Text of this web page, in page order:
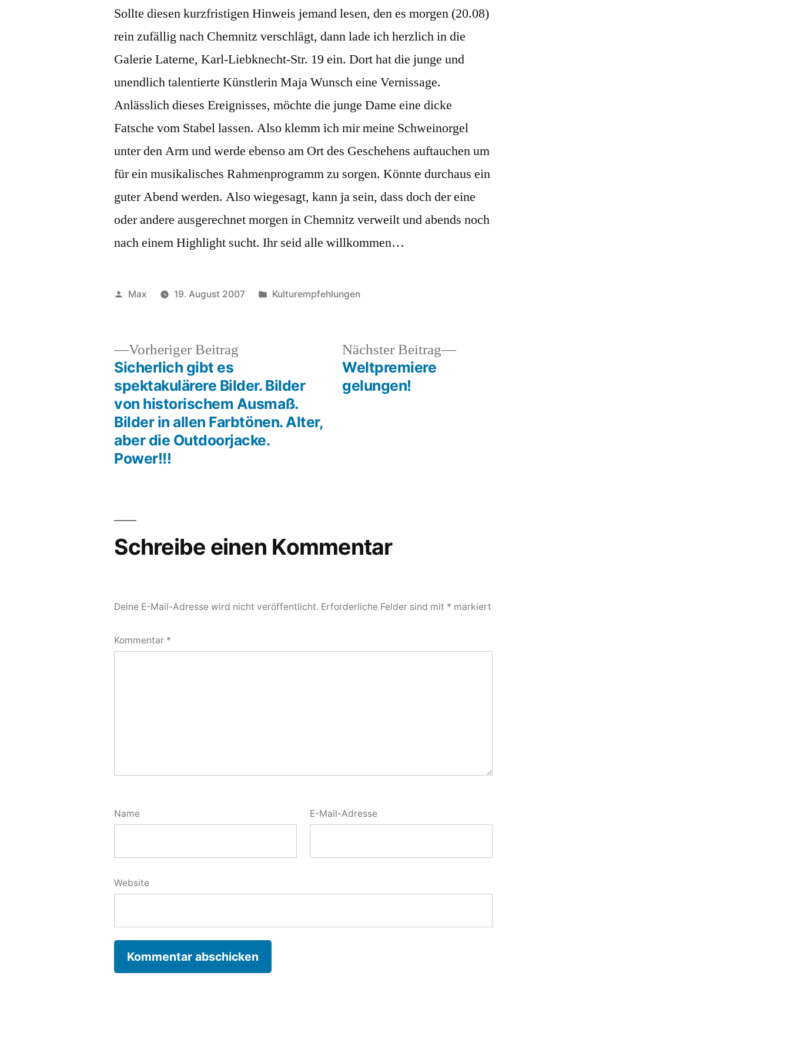
Schweineorgel
Chemnitz
Sollte diesen kurzfristigen Hinweis jemand lesen, den es morgen (20.08)
rein zufällig nach Chemnitz verschlägt, dann lade ich herzlich in die
Galerie Laterne, Karl-Liebknecht-Str. 19 ein. Dort hat die junge und
unendlich talentierte Künstlerin Maja Wunsch eine Vernissage.
Anlässlich dieses Ereignisses, möchte die junge Dame eine dicke
Fatsche vom Stabel lassen. Also klemm ich mir meine Schweinorgel
unter den Arm und werde ebenso am Ort des Geschehens auftauchen um
für ein musikalisches Rahmenprogramm zu sorgen. Könnte durchaus ein
guter Abend werden. Also wiegesagt, kann ja sein, dass doch der eine
oder andere ausgerechnet morgen in Chemnitz verweilt und abends noch
nach einem Highlight sucht. Ihr seid alle willkommen…
Veröffentlicht
Max 19. August 2007
Veröffentlicht
Kulturempfehlungen
Beitragsnavigation
Vorheriger Beitrag
Sicherlich gibt es
spektakulärere Bilder. Bilder
von historischem Ausmaß.
Bilder in allen Farbtönen. Alter,
aber die Outdoorjacke.
Power!!!
Nächster Beitrag
Nächster
Weltpremiere
gelungen!
Schreibe einen Kommentar
Deine E-Mail-Adresse wird nicht veröffentlicht. Erforderliche Felder sind mit * markiert
Kommentar *
Name E-Mail-Adresse
Website